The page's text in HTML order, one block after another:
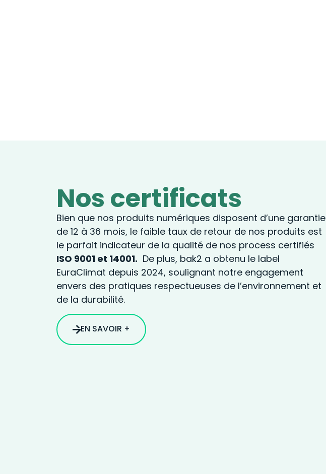
Nos certificats
Bien que nos produits numériques disposent d’une garantie
de 12 à 36 mois, le faible taux de retour de nos produits est
le parfait indicateur de la qualité de nos process certifiés
ISO 9001 et 14001. De plus, bak2 a obtenu le label
EuraClimat depuis 2024, soulignant notre engagement
envers des pratiques respectueuses de l’environnement et
de la durabilité.
EN SAVOIR +